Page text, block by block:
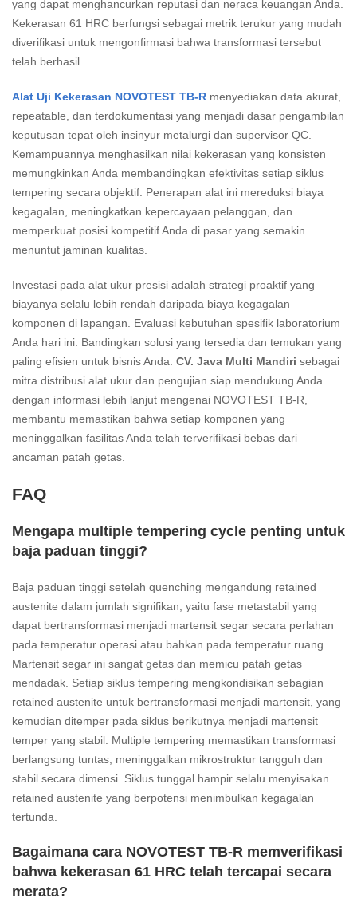
yang dapat menghancurkan reputasi dan neraca keuangan Anda.
Kekerasan 61 HRC berfungsi sebagai metrik terukur yang mudah
diverifikasi untuk mengonfirmasi bahwa transformasi tersebut
telah berhasil.
Alat Uji Kekerasan NOVOTEST TB-R menyediakan data akurat,
repeatable, dan terdokumentasi yang menjadi dasar pengambilan
keputusan tepat oleh insinyur metalurgi dan supervisor QC.
Kemampuannya menghasilkan nilai kekerasan yang konsisten
memungkinkan Anda membandingkan efektivitas setiap siklus
tempering secara objektif. Penerapan alat ini mereduksi biaya
kegagalan, meningkatkan kepercayaan pelanggan, dan
memperkuat posisi kompetitif Anda di pasar yang semakin
menuntut jaminan kualitas.
Investasi pada alat ukur presisi adalah strategi proaktif yang
biayanya selalu lebih rendah daripada biaya kegagalan
komponen di lapangan. Evaluasi kebutuhan spesifik laboratorium
Anda hari ini. Bandingkan solusi yang tersedia dan temukan yang
paling efisien untuk bisnis Anda. CV. Java Multi Mandiri sebagai
mitra distribusi alat ukur dan pengujian siap mendukung Anda
dengan informasi lebih lanjut mengenai NOVOTEST TB-R,
membantu memastikan bahwa setiap komponen yang
meninggalkan fasilitas Anda telah terverifikasi bebas dari
ancaman patah getas.
FAQ
Mengapa multiple tempering cycle penting untuk
baja paduan tinggi?
Baja paduan tinggi setelah quenching mengandung retained
austenite dalam jumlah signifikan, yaitu fase metastabil yang
dapat bertransformasi menjadi martensit segar secara perlahan
pada temperatur operasi atau bahkan pada temperatur ruang.
Martensit segar ini sangat getas dan memicu patah getas
mendadak. Setiap siklus tempering mengkondisikan sebagian
retained austenite untuk bertransformasi menjadi martensit, yang
kemudian ditemper pada siklus berikutnya menjadi martensit
temper yang stabil. Multiple tempering memastikan transformasi
berlangsung tuntas, meninggalkan mikrostruktur tangguh dan
stabil secara dimensi. Siklus tunggal hampir selalu menyisakan
retained austenite yang berpotensi menimbulkan kegagalan
tertunda.
Bagaimana cara NOVOTEST TB-R memverifikasi
bahwa kekerasan 61 HRC telah tercapai secara
merata?